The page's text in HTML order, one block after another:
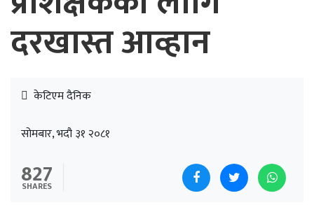
दरखास्त आव्हान
केटिएम दैनिक
सोमबार, भदौ ३१ २०८१
827
SHARES